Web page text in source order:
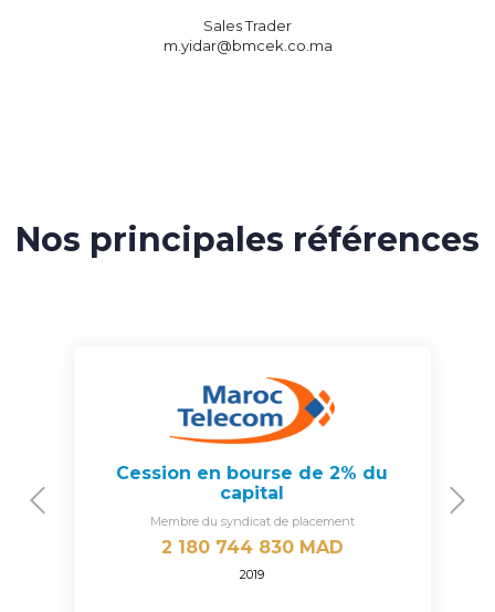
Sales Trader
m.yidar@bmcek.co.ma
Nos principales références
Cession en bourse de 2% du
capital
Membre du syndicat de placement
2 180 744 830 MAD
2019
Previous